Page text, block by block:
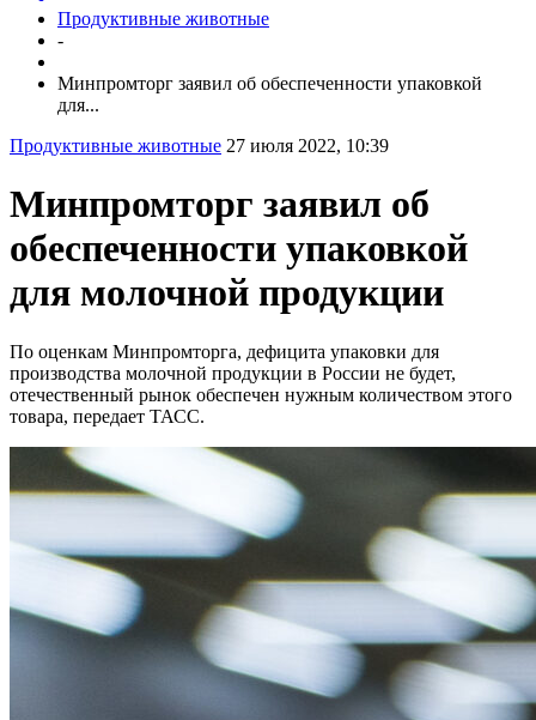
Продуктивные животные
-
Минпромторг заявил об обеспеченности упаковкой
для...
Продуктивные животные 27 июля 2022, 10:39
Минпромторг заявил об
обеспеченности упаковкой
для молочной продукции
По оценкам Минпромторга, дефицита упаковки для
производства молочной продукции в России не будет,
отечественный рынок обеспечен нужным количеством этого
товара, передает ТАСС.